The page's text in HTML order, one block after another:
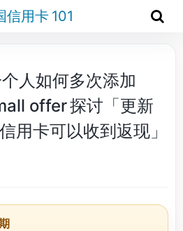
信用卡 101
个人如何多次添加
offer 探讨「更新
用卡可以收到返现」